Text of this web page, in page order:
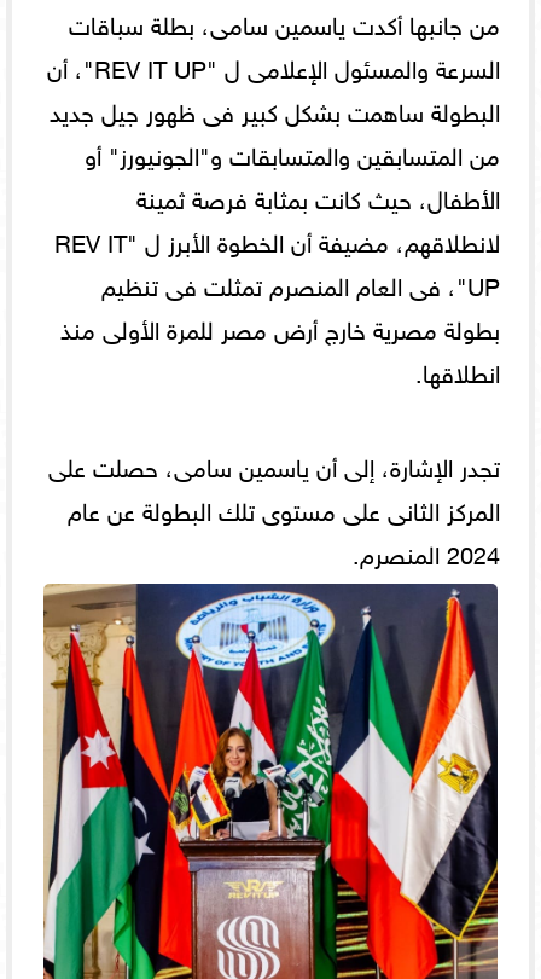
من جانبها أكدت ياسمين سامى، بطلة سباقات
السرعة والمسئول الإعلامى ل "REV IT UP"، أن
البطولة ساهمت بشكل كبير فى ظهور جيل جديد
من المتسابقين والمتسابقات و"الجونيورز" أو
الأطفال، حيث كانت بمثابة فرصة ثمينة
لانطلاقهم، مضيفة أن الخطوة الأبرز ل "REV IT
UP"، فى العام المنصرم تمثلت فى تنظيم
بطولة مصرية خارج أرض مصر للمرة الأولى منذ
انطلاقها.
تجدر الإشارة، إلى أن ياسمين سامى، حصلت على
المركز الثانى على مستوى تلك البطولة عن عام
2024 المنصرم.